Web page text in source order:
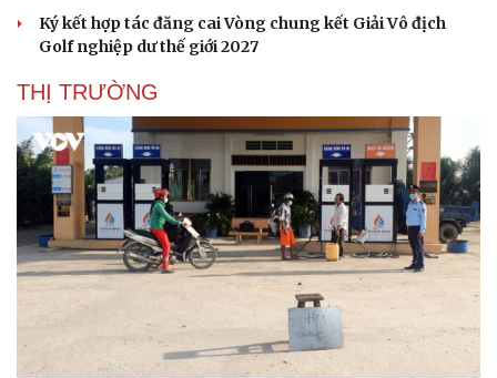
Ký kết hợp tác đăng cai Vòng chung kết Giải Vô địch
Golf nghiệp dư thế giới 2027
THỊ TRƯỜNG